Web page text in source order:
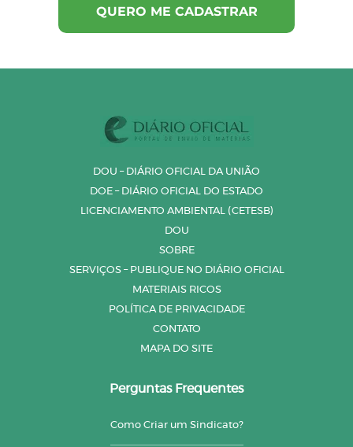
DOU – DIÁRIO OFICIAL DA UNIÃO
DOE – DIÁRIO OFICIAL DO ESTADO
LICENCIAMENTO AMBIENTAL (CETESB)
DOU
SOBRE
SERVIÇOS – PUBLIQUE NO DIÁRIO OFICIAL
MATERIAIS RICOS
POLÍTICA DE PRIVACIDADE
CONTATO
MAPA DO SITE
Perguntas Frequentes
Como Criar um Sindicato?